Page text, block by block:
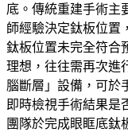
底。傳統重建手術主
師經驗決定鈦板位置
鈦板位置未完全符合
理想，往往需再次進
腦斷層」設備，可於
即時檢視手術結果是
團隊於完成眼眶底鈦